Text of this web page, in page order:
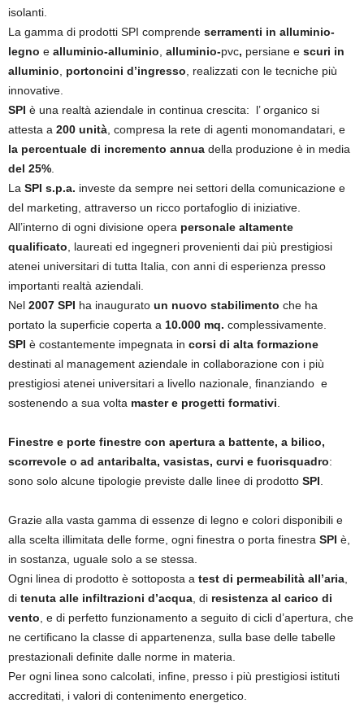
isolanti.
La gamma di prodotti SPI comprende serramenti in alluminio-
legno e alluminio-alluminio alluminio-pvc, persiane e scuri in
alluminio
portoncini d’ingresso , realizzati con le tecniche più
innovative.
SPI è una realtà aziendale in continua crescita: l’ organico si
attesta a 200 unità , compresa la rete di agenti monomandatari, e
la percentuale di incremento annua della produzione è in media
del 25%
La SPI s.p.a. investe da sempre nei settori della comunicazione e
del marketing, attraverso un ricco portafoglio di iniziative.
All’interno di ogni divisione opera personale altamente
qualificato , laureati ed ingegneri provenienti dai più prestigiosi
atenei universitari di tutta Italia, con anni di esperienza presso
importanti realtà aziendali.
Nel 2007 SPI ha inaugurato un nuovo stabilimento che ha
portato la superficie coperta a 10.000 mq. complessivamente.
SPI è costantemente impegnata in corsi di alta formazione
destinati al management aziendale in collaborazione con i più
prestigiosi atenei universitari a livello nazionale, finanziando e
sostenendo a sua volta master e progetti formativi
Finestre e porte finestre con apertura a battente, a bilico,
scorrevole o ad antaribalta, vasistas, curvi e fuorisquadro:
sono solo alcune tipologie previste dalle linee di prodotto SPI
Grazie alla vasta gamma di essenze di legno e colori disponibili e
alla scelta illimitata delle forme, ogni finestra o porta finestra SPI è,
in sostanza, uguale solo a se stessa.
Ogni linea di prodotto è sottoposta a test di permeabilità all’aria
di tenuta alle infiltrazioni d’acqua , di resistenza al carico di
vento , e di perfetto funzionamento a seguito di cicli d’apertura, che
ne certificano la classe di appartenenza, sulla base delle tabelle
prestazionali definite dalle norme in materia.
Per ogni linea sono calcolati, infine, presso i più prestigiosi istituti
accreditati, i valori di contenimento energetico.